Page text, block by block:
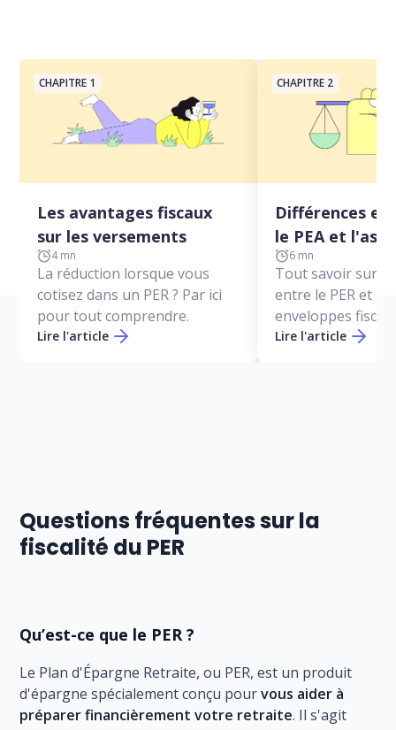
CHAPITRE 1
Les avantages fiscaux
sur les versements
4 mn
La réduction lorsque vous
cotisez dans un PER ? Par ici
pour tout comprendre.
Lire l'article
CHAPITRE 2
Différences
le PEA et
6 mn
Tout savoir sur
entre le PER et
enveloppes
Lire l'article
Questions fréquentes sur la
fiscalité du PER
Qu’est-ce que le PER ?
Le Plan d'Épargne Retraite, ou PER, est un produit
d'épargne spécialement conçu pourvous aider à
préparer financièrement votre retraite. Il s'agit